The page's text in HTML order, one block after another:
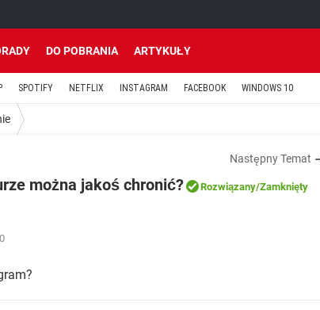
DO POBRANIA ARTYKUŁY
SPOTIFY NETFLIX INSTAGRAM FACEBOOK WINDOWS 10
Następny Temat
można jakoś chronić? Rozwiązany/Zamknięty